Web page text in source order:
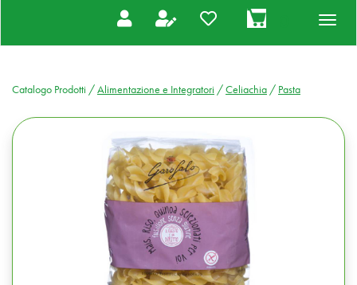
prodotti
inseriti
Catalogo Prodotti /Alimentazione e Integratori /Celiachia / Pasta